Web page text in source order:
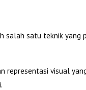
salah satu teknik
representasi visual